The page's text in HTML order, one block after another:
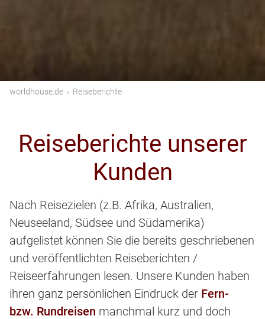
worldhouse.de › Reiseberichte
Reiseberichte unserer
Kunden
Nach Reisezielen (z.B. Afrika, Australien,
Neuseeland, Südsee und Südamerika)
aufgelistet können Sie die bereits geschriebenen
und veröffentlichten Reiseberichten /
Reiseerfahrungen lesen. Unsere Kunden haben
ihren ganz persönlichen Eindruck der Fern-
bzw. Rundreisen manchmal kurz und doch